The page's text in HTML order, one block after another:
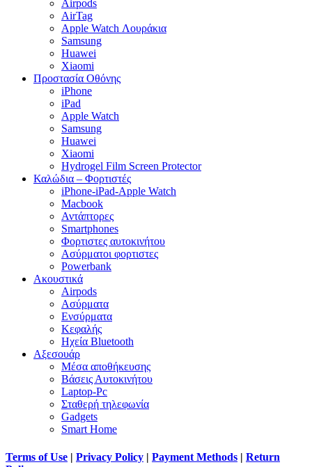
Airpods
AirTag
Apple Watch Λουράκια
Samsung
Huawei
Xiaomi
Προστασία Οθόνης
iPhone
iPad
Apple Watch
Samsung
Huawei
Xiaomi
Hydrogel Film Screen Protector
Καλώδια – Φορτιστές
iPhone-iPad-Apple Watch
Macbook
Αντάπτορες
Smartphones
Φορτιστες αυτοκινήτου
Ασύρματοι φορτιστες
Powerbank
Ακουστικά
Airpods
Ασύρματα
Ενσύρματα
Κεφαλής
Ηχεία Bluetooth
Αξεσουάρ
Μέσα αποθήκευσης
Βάσεις Αυτοκινήτου
Laptop-Pc
Σταθερή τηλεφωνία
Gadgets
Smart Home
Terms of Use | Privacy Policy | Payment Methods | Return